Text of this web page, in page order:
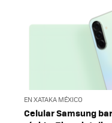
EN XATAKA MÉXICO
Celular Samsung